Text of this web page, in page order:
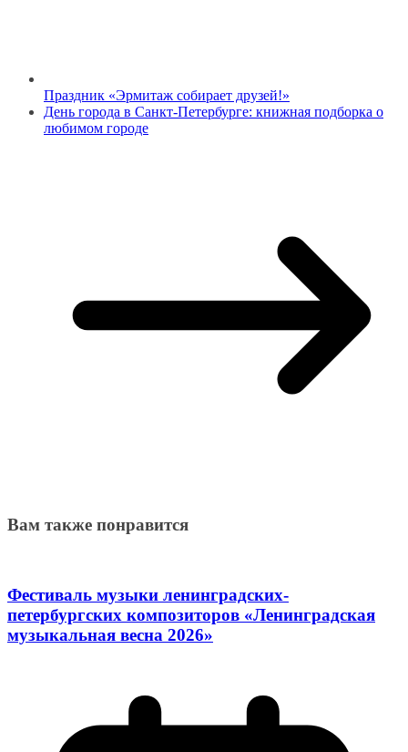
Праздник «Эрмитаж собирает друзей!»
День города в Санкт-Петербурге: книжная подборка о
любимом городе
Вам также понравится
Фестиваль музыки ленинградских-
петербургских композиторов «Ленинградская
музыкальная весна 2026»